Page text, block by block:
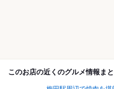
このお店の近くのグルメ情報ま